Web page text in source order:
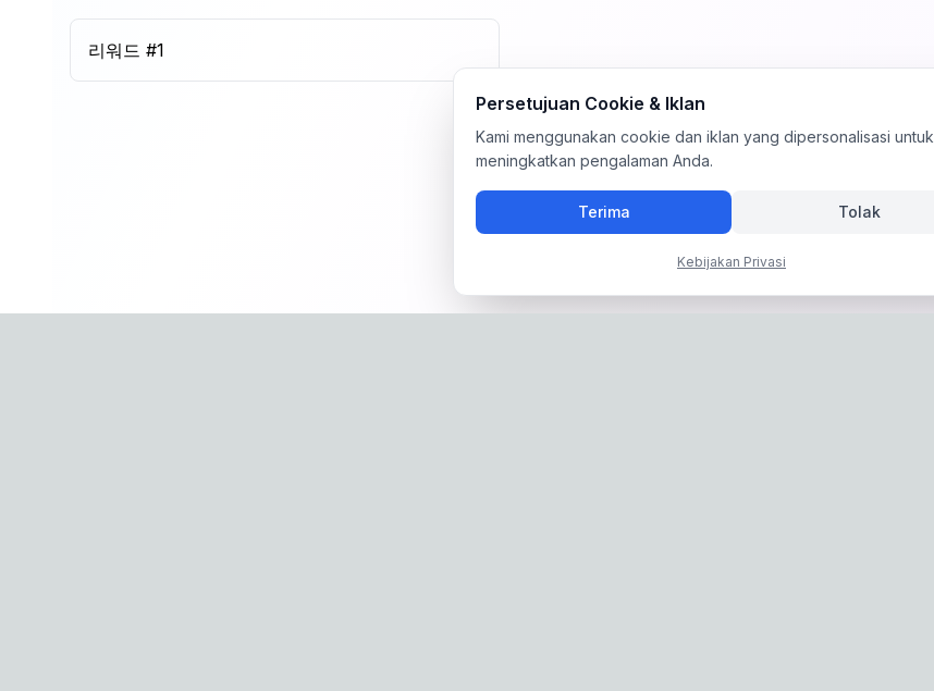
리워드 #1
Persetujuan Cookie & Iklan
Kami menggunakan cookie dan iklan yang dipersonalisasi untuk
meningkatkan pengalaman Anda.
Terima Tolak
Kebijakan Privasi